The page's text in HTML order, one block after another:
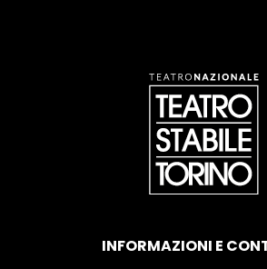
INFORMAZIONI E